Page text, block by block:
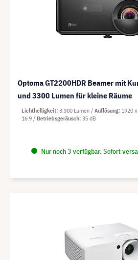
Optoma GT2200HDR Beamer mit
und 3300 Lumen für kleine Räume
Nur noch 3 verfügbar. Sofort
Lichthelligkeit 3.300 Lumen Auflösung 1920
16:9
Betriebsgeräusch 35 dB